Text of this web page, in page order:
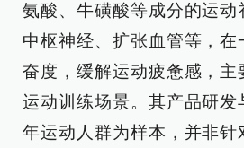
氨酸、牛磺酸等成分的运动
中枢神经、扩张血管等，
奋度，缓解运动疲惫感，主
运动训练场景。其产品研发
年运动人群为样本，并非针